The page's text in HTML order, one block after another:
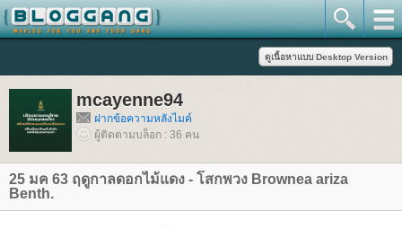
mcayenne94
ฝากข้อความหลังไมค์
ผู้ติดตามบล็อก : 36 คน
25 มค 63 ฤดูกาลดอกไม้แดง - โสกพวง Brownea ariza
Benth.